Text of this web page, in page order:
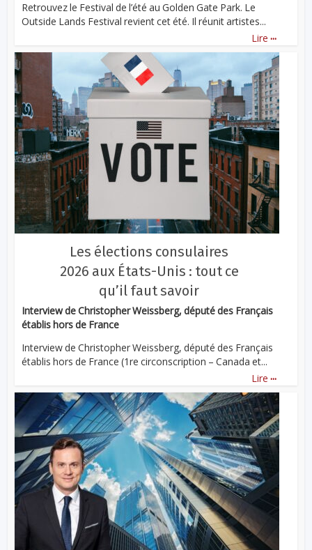
Retrouvez le Festival de l’été au Golden Gate Park. Le
Outside Lands Festival revient cet été. Il réunit artistes...
Lire ...
Les élections consulaires
2026 aux États-Unis : tout ce
qu’il faut savoir
Interview de Christopher Weissberg, député des Français
établis hors de France
Interview de Christopher Weissberg, député des Français
établis hors de France (1re circonscription – Canada et...
Lire ...